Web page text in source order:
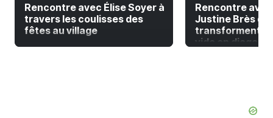
Rencontre avec Élise Soyer à
travers les coulisses des
fêtes au village
Rencontre
Justine Brès qui
transforment la
vide en